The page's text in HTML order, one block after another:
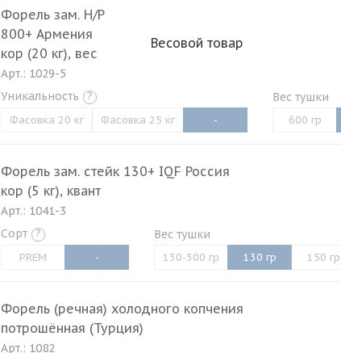
Форель зам. Н/Р
800+ Армения
кор (20 кг), вес
Арт.: 1029-5
Весовой товар
Уникальность
?
Фасовка 20 кг
Фасовка 25 кг -
Вес тушки
600 гр
Форель зам. стейк 130+ IQF Россия
кор (5 кг), квант
Арт.: 1041-3
Сорт ?
PREM
-
Вес тушки
130-300 гр 130 гр 150 гр
Форель (речная) холодного копчения
потрошённая (Турция)
Арт.: 1082